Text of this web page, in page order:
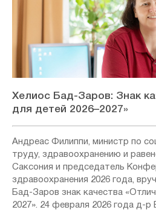
Хелиос Бад-Заров: Знак
для детей 2026–2027»
Андреас Филиппи, министр по
труду, здравоохранению и
Саксония и председатель
здравоохранения 2026 года,
Бад-Заров знак качества
2027». 24 февраля 2026 года д-р